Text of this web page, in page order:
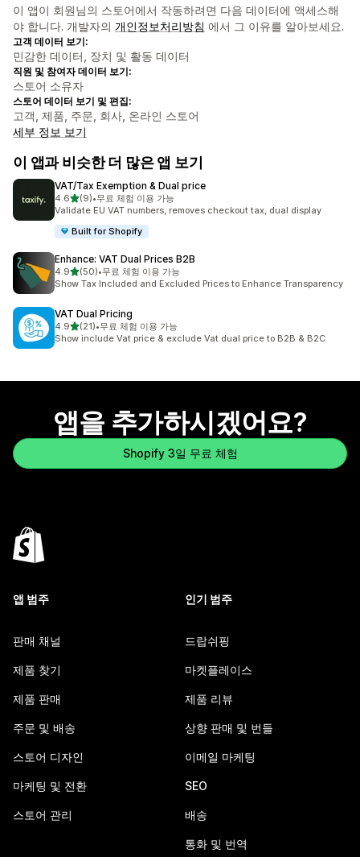
이 앱이 회원님의 스토어에서 작동하려면 다음 데이터에 액세스해
야 합니다. 개발자의 개인정보처리방침 에서 그 이유를 알아보세요.
고객 데이터 보기:
민감한 데이터, 장치 및 활동 데이터
직원 및 참여자 데이터 보기:
스토어 소유자
스토어 데이터 보기 및 편집:
고객, 제품, 주문, 회사, 온라인 스토어
세부 정보 보기
이 앱과 비슷한 더 많은 앱 보기
VAT/Tax Exemption & Dual price
4.6별 5개 중
(9)
총 리뷰 9개
•무료 체험 이용 가능
Validate EU VAT numbers, removes checkout tax, dual display
Built for Shopify
Enhance: VAT Dual Prices B2B
4.9별 5개 중
(50)
총 리뷰 50개
•무료 체험 이용 가능
Show Tax Included and Excluded Prices to Enhance Transparency
VAT Dual Pricing
4.9별 5개 중
(21)
총 리뷰 21개
•무료 체험 이용 가능
Show include Vat price & exclude Vat dual price to B2B & B2C
앱을 추가하시겠어요?
Shopify 3일 무료 체험
앱 범주
판매 채널
제품 찾기
제품 판매
주문 및 배송
스토어 디자인
마케팅 및 전환
스토어 관리
인기 범주
드랍쉬핑
마켓플레이스
제품 리뷰
상향 판매 및 번들
이메일 마케팅
SEO
배송
통화 및 번역